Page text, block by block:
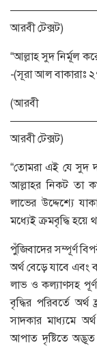
আরবী টেক্সট)
“আল্লাহ সুদ নির্মূল
-(সূরা আল বাকারাঃ
আরবী টেক্সট)
“তোমরা এই যে সুদ
আল্লাহর নিকট তা
লাভের উদ্দেশ্যে
মধ্যেই ক্রমবৃদ্ধি
পুঁজিবাদের সম্পূর্ণ
অর্থ বেড়ে যাবে এবং
লাভ ও কল্যাণসহ
বৃদ্ধির পরিবর্তে
সাদকার মাধ্যমে
আপাত দৃষ্টিতে